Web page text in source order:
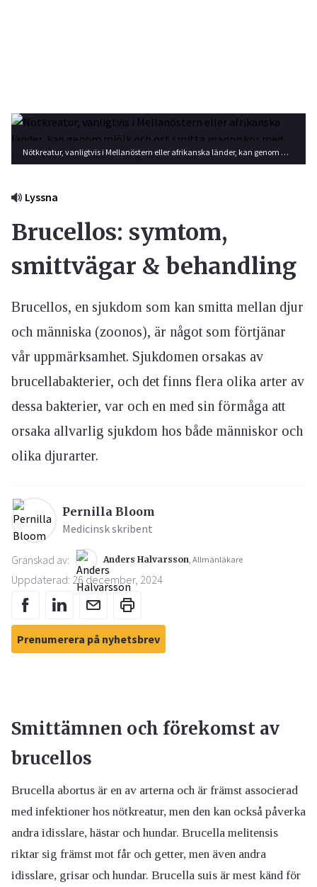
Nötkreatur, vanligtvis i Mellanöstern eller afrikanska länder, kan genom mjölk och ost smitta människor med brucellos. Foto: Getty Images
Lyssna
Brucellos: symtom,
smittvägar & behandling
Brucellos, en sjukdom som kan smitta mellan djur
och människa (zoonos), är något som förtjänar
vår uppmärksamhet. Sjukdomen orsakas av
brucellabakterier, och det finns flera olika arter av
dessa bakterier, var och en med sin förmåga att
orsaka allvarlig sjukdom hos både människor och
olika djurarter.
Pernilla Bloom
Medicinsk skribent
Granskad av: Anders Halvarsson, Allmänläkare
Uppdaterad: 26 december, 2024
Prenumerera på nyhetsbrev
Smittämnen och förekomst av
brucellos
Brucella abortus är en av arterna och är främst associerad
med infektioner hos nötkreatur, men den kan också påverka
andra idisslare, hästar och hundar. Brucella melitensis
riktar sig främst mot får och getter, men även andra
idisslare, grisar och hundar. Brucella suis är mest känd för